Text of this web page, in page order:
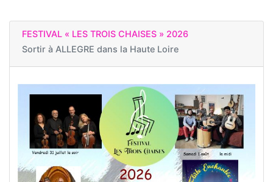
FESTIVAL « LES TROIS CHAISES » 2026
Sortir à ALLEGRE dans la Haute Loire